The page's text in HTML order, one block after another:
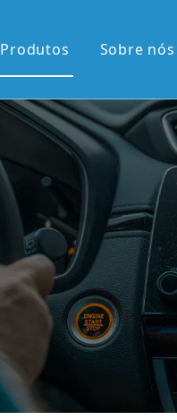
Produtos
13.1'Série OEM
12.3'Série OEM
Tela de 10,36'2K
Tela vertical de 9,7'
7'painel retrátil
9'/10'android
Novas chegadas
Leitor de MP3 para
Sobre nós